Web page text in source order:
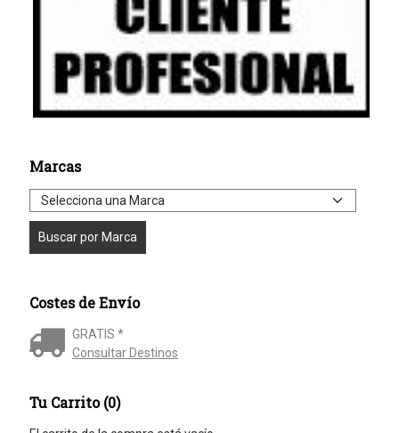
Marcas
Costes de Envío
GRATIS *
Consultar Destinos
Tu Carrito (0)